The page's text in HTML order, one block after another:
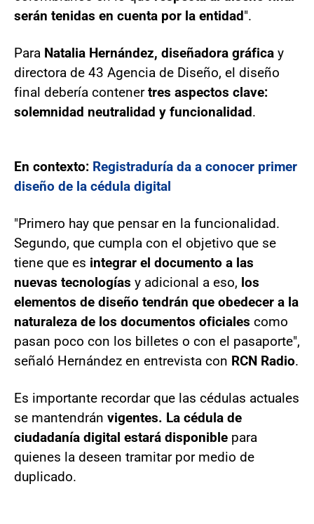
serán tenidas en cuenta por la entidad".
Para Natalia Hernández, diseñadora gráfica y
directora de 43 Agencia de Diseño, el diseño
final debería contenertres aspectos clave:
solemnidad neutralidad y funcionalidad.
En contexto: Registraduría da a conocer primer
diseño de la cédula digital
"Primero hay que pensar en la funcionalidad.
Segundo, que cumpla con el objetivo que se
tiene que es integrar el documento a las
nuevas tecnologías y adicional a eso, los
elementos de diseño tendrán que obedecer a la
naturaleza de los documentos oficiales como
pasan poco con los billetes o con el pasaporte",
señaló Hernández en entrevista con RCN Radio.
Es importante recordar que las cédulas actuales
se mantendrán vigentes. La cédula de
ciudadanía digital estará disponible para
quienes la deseen tramitar por medio de
duplicado.